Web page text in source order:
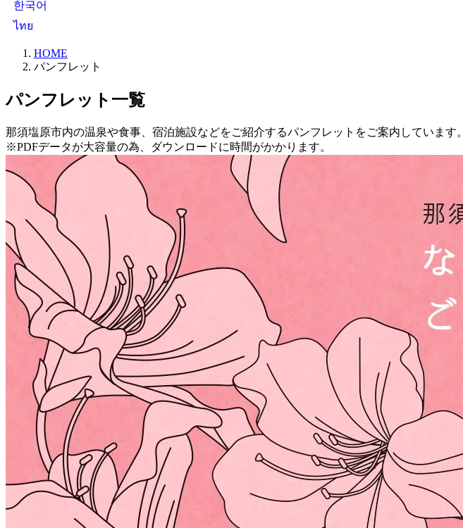
한국어
ไทย
HOME
パンフレット
パンフレット一覧
那須塩原市内の温泉や食事、宿泊施設などをご紹介するパンフレットをご案内しています。
※PDFデータが大容量の為、ダウンロードに時間がかかります。